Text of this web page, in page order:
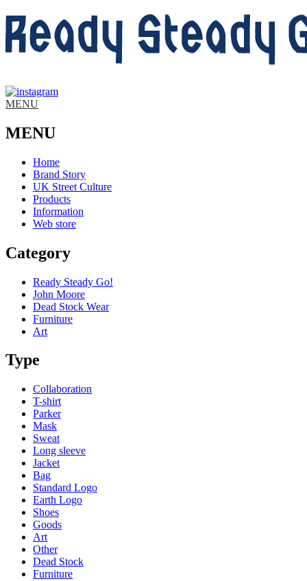
MENU
MENU
Home
Brand Story
UK Street Culture
Products
Information
Web store
Category
Ready Steady Go!
John Moore
Dead Stock Wear
Furniture
Art
Type
Collaboration
T-shirt
Parker
Mask
Sweat
Long sleeve
Jacket
Bag
Standard Logo
Earth Logo
Shoes
Goods
Art
Other
Dead Stock
Furniture